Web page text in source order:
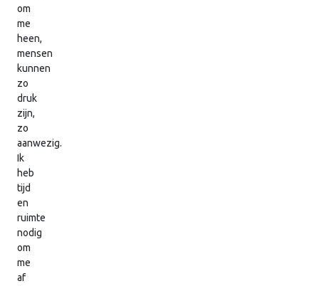
om
me
heen,
mensen
kunnen
zo
druk
zijn,
zo
aanwezig.
Ik
heb
tijd
en
ruimte
nodig
om
me
af